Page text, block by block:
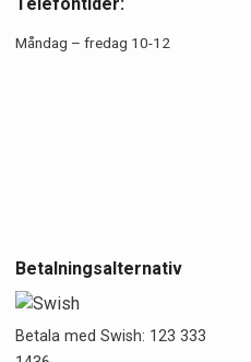
Måndag – fredag 10-12
Betalningsalternativ
Betala med Swish: 123 333